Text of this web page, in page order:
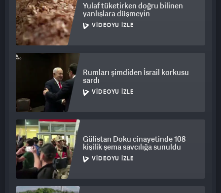
Yulaf tüketirken doğru bilinen
yanlışlara düşmeyin
VIDEOYU İZLE
Rumları şimdiden İsrail korkusu
sardı
VIDEOYU İZLE
Gülistan Doku cinayetinde 108
kişilik şema savcılığa sunuldu
VIDEOYU İZLE